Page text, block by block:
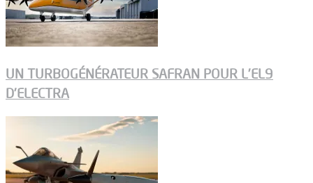
UN TURBOGÉNÉRATEUR SAFRAN POUR L’EL9
D’ELECTRA